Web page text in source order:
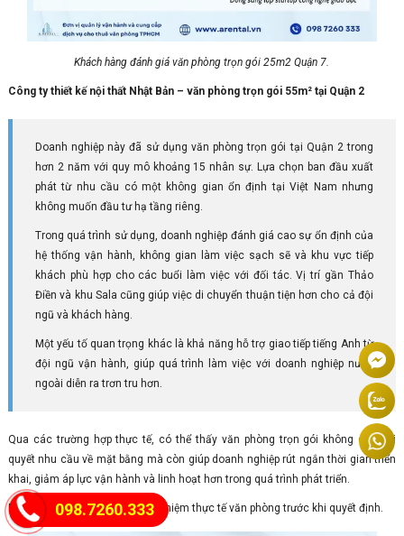
Khách hàng đánh giá văn phòng trọn gói 25m2 Quận 7.
Công ty thiết kế nội thất Nhật Bản – văn phòng trọn gói 55m² tại Quận 2
Doanh nghiệp này đã sử dụng văn phòng trọn gói tại Quận 2 trong
hơn 2 năm với quy mô khoảng 15 nhân sự. Lựa chọn ban đầu xuất
phát từ nhu cầu có một không gian ổn định tại Việt Nam nhưng
không muốn đầu tư hạ tầng riêng.
Trong quá trình sử dụng, doanh nghiệp đánh giá cao sự ổn định của
hệ thống vận hành, không gian làm việc sạch sẽ và khu vực tiếp
khách phù hợp cho các buổi làm việc với đối tác. Vị trí gần Thảo
Điền và khu Sala cũng giúp việc di chuyển thuận tiện hơn cho cả đội
ngũ và khách hàng.
Một yếu tố quan trọng khác là khả năng hỗ trợ giao tiếp tiếng Anh từ
đội ngũ vận hành, giúp quá trình làm việc với doanh nghiệp nước
ngoài diễn ra trơn tru hơn.
Qua các trường hợp thực tế, có thể thấy văn phòng trọn gói không chỉ giải
quyết nhu cầu về mặt bằng mà còn giúp doanh nghiệp rút ngắn thời gian triển
khai, giảm áp lực vận hành và linh hoạt hơn trong quá trình phát triển.
Liên hệ0987.260.333để trải nghiệm thực tế văn phòng trước khi quyết định.
098.7260.333